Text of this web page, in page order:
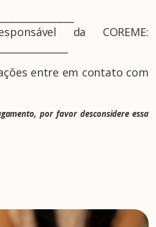
da COREME:
entre em contato com
por favor desconsidere essa